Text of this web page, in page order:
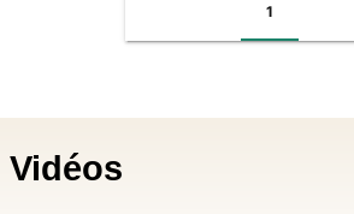
1
Vidéos